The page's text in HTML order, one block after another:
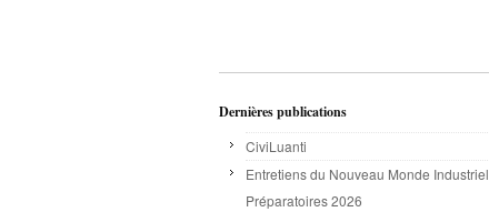
Dernières publications
CiviLuanti
Entretiens du Nouveau Monde Industriel
Préparatoires 2026